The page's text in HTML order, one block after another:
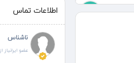
اطلاعات تماس
ناشناس
عضو ایرانیاز از 1 سال پیش